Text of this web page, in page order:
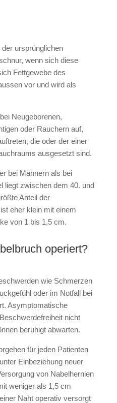
ursprünglichen
wenn sich diese
Fettgewebe des
vor und wird als
Neugeborenen,
oder Rauchern auf,
die oder der einer
ausgesetzt sind.
bei Männern als bei
liegt zwischen dem 40. und
Anteil der
eher klein mit einem
von 1 bis 1,5 cm.
operiert?
wie Schmerzen
oder im Notfall bei
Asymptomatische
nicht
beruhigt abwarten.
für jeden Patienten
Einbeziehung neuer
von Nabelhernien
weniger als 1,5 cm
Naht operativ versorgt